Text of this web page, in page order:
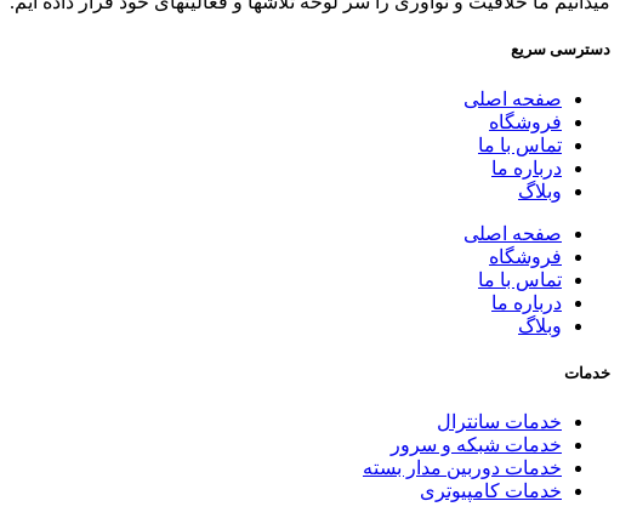
دسترسی سریع
صفحه اصلی
فروشگاه
تماس با ما
درباره ما
وبلاگ
صفحه اصلی
فروشگاه
تماس با ما
درباره ما
وبلاگ
خدمات
خدمات سانترال
خدمات شبکه و سرور
خدمات دوربین مدار بسته
خدمات کامپیوتری